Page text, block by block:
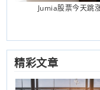
Jumia股票今天跳
精彩文章